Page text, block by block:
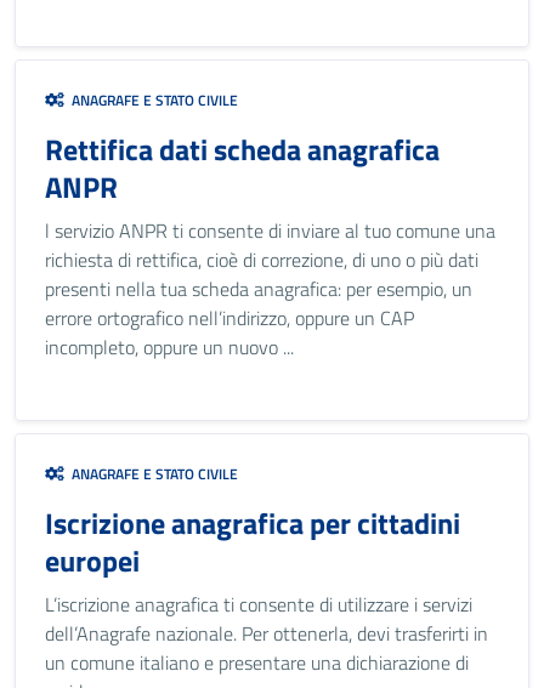
ANAGRAFE E STATO CIVILE
Rettifica dati scheda anagrafica
ANPR
l servizio ANPR ti consente di inviare al tuo comune una
richiesta di rettifica, cioè di correzione, di uno o più dati
presenti nella tua scheda anagrafica: per esempio, un
errore ortografico nell’indirizzo, oppure un CAP
incompleto, oppure un nuovo ...
ANAGRAFE E STATO CIVILE
Iscrizione anagrafica per cittadini
europei
L’iscrizione anagrafica ti consente di utilizzare i servizi
dell’Anagrafe nazionale. Per ottenerla, devi trasferirti in
un comune italiano e presentare una dichiarazione di